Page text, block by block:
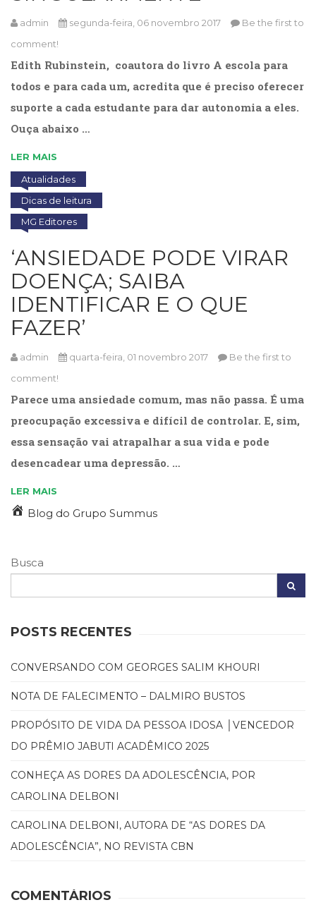
admin segunda-feira, 06 novembro 2017
Be the first to
comment!
Edith Rubinstein, coautora do livro A escola para
todos e para cada um, acredita que é preciso oferecer
suporte a cada estudante para dar autonomia a eles.
Ouça abaixo …
LER MAIS
Atualidades
Dicas de leitura
MG Editores
‘ANSIEDADE PODE VIRAR
DOENÇA; SAIBA
IDENTIFICAR E O QUE
FAZER’
admin quarta-feira, 01 novembro 2017
Be the first to
comment!
Parece uma ansiedade comum, mas não passa. É uma
preocupação excessiva e difícil de controlar. E, sim,
essa sensação vai atrapalhar a sua vida e pode
desencadear uma depressão. …
LER MAIS
Blog do Grupo Summus
Busca
POSTS RECENTES
CONVERSANDO COM GEORGES SALIM KHOURI
NOTA DE FALECIMENTO – DALMIRO BUSTOS
PROPÓSITO DE VIDA DA PESSOA IDOSA │VENCEDOR
DO PRÊMIO JABUTI ACADÊMICO 2025
CONHEÇA AS DORES DA ADOLESCÊNCIA, POR
CAROLINA DELBONI
CAROLINA DELBONI, AUTORA DE “AS DORES DA
ADOLESCÊNCIA”, NO REVISTA CBN
COMENTÁRIOS